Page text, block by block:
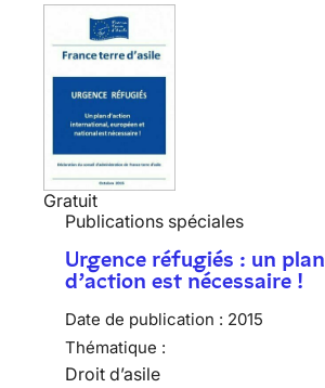
Gratuit
Publications spéciales
Urgence réfugiés : un plan
d’action est nécessaire !
Date de publication : 2015
Thématique :
Droit d’asile